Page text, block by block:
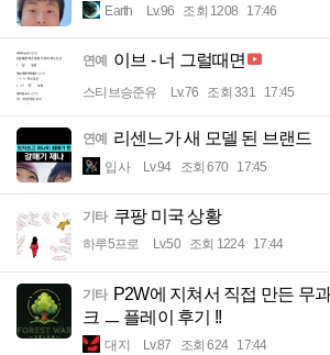
Earth Lv.96 조회 1208 17:46
연예 이브 - 너 그럴때면
스티브승준유 Lv.76 조회 331 17:45
연예 리센느가 새 모델 된 브랜드
입사 Lv.94 조회 670 17:45
기타 쿠팡 미국 상황
하루5프로 Lv.50 조회 1224 17:44
기타 P2W에 지쳐서 직접 만든 무
크 ㅡ 플레이 후기 !!
대지 Lv.87 조회 624 17:44